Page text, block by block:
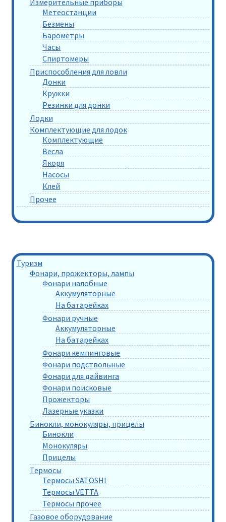
Измерительные приборы
Метеостанции
Безмены
Барометры
Часы
Спиртомеры
Приспособления для ловли
Донки
Кружки
Резинки для донки
Лодки
Комплектующие для лодок
Комплектующие
Весла
Якоря
Насосы
Клей
Прочее
Туризм
Фонари, прожекторы, лампы
Фонари налобные
Аккумуляторные
На батарейках
Фонари ручные
Аккумуляторные
На батарейках
Фонари кемпинговые
Фонари подствольные
Фонари для дайвинга
Фонари поисковые
Прожекторы
Лазерные указки
Бинокли, монокуляры, прицелы
Бинокли
Монокуляры
Прицелы
Термосы
Термосы SATOSHI
Термосы VETTA
Термосы прочее
Газовое оборудование